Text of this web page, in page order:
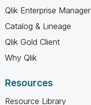
Qlik Enterprise Manager
Catalog & Lineage
Qlik Gold Client
Why Qlik
Resources
Resource Library